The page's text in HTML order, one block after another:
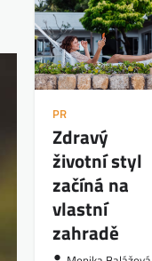
PR
Zdravý
životní styl
začíná na
vlastní
zahradě